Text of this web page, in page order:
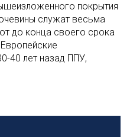
покрытия
служат весьма
до конца своего срока
40 лет назад ППУ,